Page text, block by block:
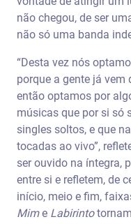
não chegou, de ser
não só uma banda
“Desta vez nós
porque a gente já
então optamos por
músicas que por si só
singles soltos, e que
tocadas ao vivo”,
ser ouvido na íntegra,
entre si e refletem, de
início, meio e fim,
Mime Labirinto